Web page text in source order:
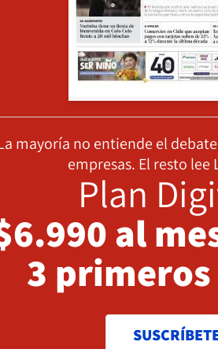
mayoría no entiende el
empresas. El resto lee
Plan
al
3 primeros